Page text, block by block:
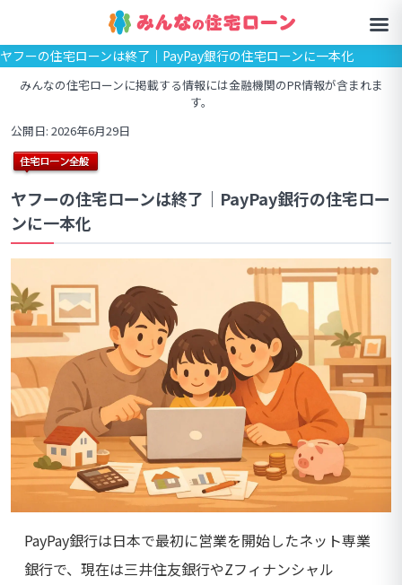
ヤフーの住宅ローンは終了｜PayPay銀行の住宅ローンに一本化
みんなの住宅ローンに掲載する情報には金融機関のPR情報が含まれま
す。
公開日: 2026年6月29日
ヤフーの住宅ローンは終了｜PayPay銀行の住宅ロー
ンに一本化
PayPay銀行は日本で最初に営業を開始したネット専業
銀行で、現在は三井住友銀行やZフィナンシャル